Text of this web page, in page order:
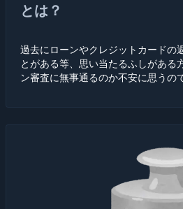
とは？
過去にローンやクレジットカードの
とがある等、思い当たるふしがある
ン審査に無事通るのか不安に思うの